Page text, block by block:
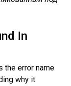
In
the error name
why it